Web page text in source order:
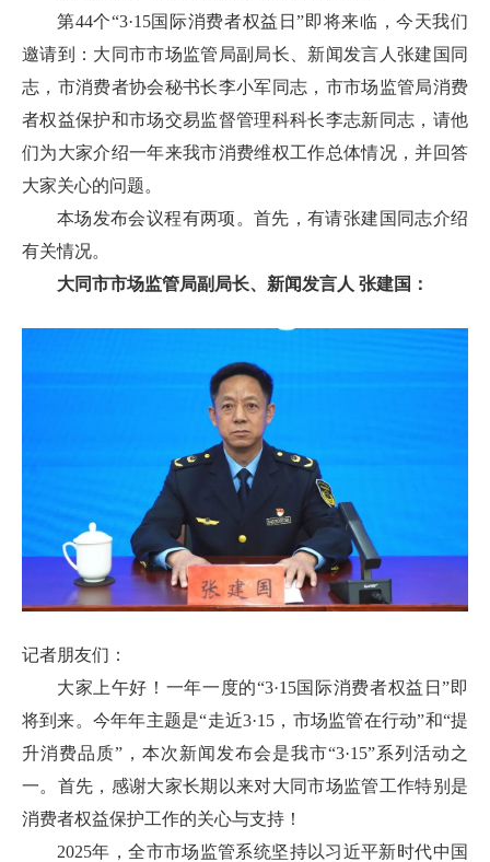
第44个“3·15国际消费者权益日”即将来临，今天我们
邀请到：大同市市场监管局副局长、新闻发言人张建国同
志，市消费者协会秘书长李小军同志，市市场监管局消费
者权益保护和市场交易监督管理科科长李志新同志，请他
们为大家介绍一年来我市消费维权工作总体情况，并回答
大家关心的问题。
本场发布会议程有两项。首先，有请张建国同志介绍
有关情况。
大同市市场监管局副局长、新闻发言人 张建国：
记者朋友们：
大家上午好！一年一度的“3·15国际消费者权益日”即
将到来。今年年主题是“走近3·15，市场监管在行动”和“提
升消费品质”，本次新闻发布会是我市“3·15”系列活动之
一。首先，感谢大家长期以来对大同市场监管工作特别是
消费者权益保护工作的关心与支持！
2025年，全市市场监管系统坚持以习近平新时代中国